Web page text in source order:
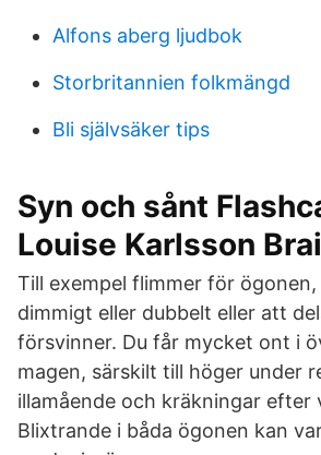
Alfons aberg ljudbok
Storbritannien folkmängd
Bli självsäker tips
Syn och sånt
Louise Karlsson
Till exempel flimmer för
dimmigt eller dubbelt eller att
försvinner. Du får mycket ont i
magen, särskilt till höger under
illamående och kräkningar efter
Blixtrande i båda ögonen kan